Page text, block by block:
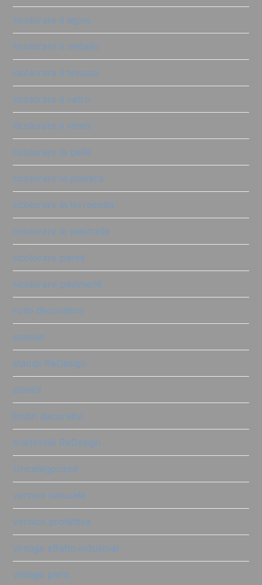
ricolorare il legno
ricolorare il metallo
ricolorare il tessuto
ricolorare il vetro
ricolorare il vimini
ricolorare la pelle
ricolorare la plastica
ricolorare la terracotta
ricolorare le piastrelle
ricolorare pareti
ricolorare pavimenti
rullo decorativo
scatole
stampi ReDesign
stencil
timbri decorativi
trasferibili ReDesign
Uncategorized
vernice naturale
vernice protettiva
vintage effetto industrial
vintage paint